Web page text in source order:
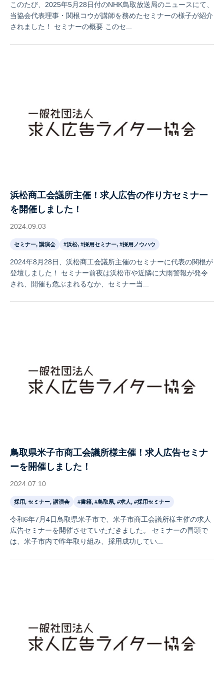
このたび、2025年5月28日付のNHK鳥取放送局のニュースにて、
当協会代表理事・関根コウが講師を務めたセミナーの様子が紹介
されました！ セミナーの概要 このセ...
浜松商工会議所主催！求人広告の作り方セミナー
を開催しました！
2024.09.03
セミナー, 講演会 #浜松, #採用セミナー, #採用ノウハウ
2024年8月28日、浜松商工会議所主催のセミナーに代表の関根が
登壇しました！ セミナー前夜は浜松市や近隣に大雨警報が発令
され、開催も危ぶまれるなか、セミナー当...
鳥取県米子市商工会議所様主催！求人広告セミナ
ーを開催しました！
2024.07.10
採用, セミナー, 講演会 #書籍, #鳥取県, #求人, #採用セミナー
令和6年7月4日鳥取県米子市で、米子市商工会議所様主催の求人
広告セミナーを開催させていただきました。 セミナーの冒頭で
は、米子市内で昨年取り組み、採用成功してい...